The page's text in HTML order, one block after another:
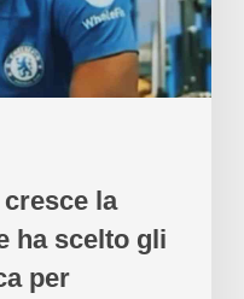
la
ha scelto gli
per